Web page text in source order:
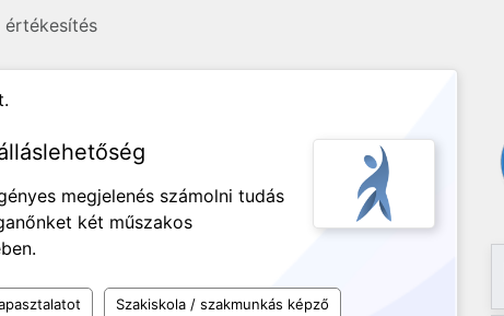
értékesítés
megjelenés számolni tudás
két műszakos
Szakiskola / szakmunkás képző